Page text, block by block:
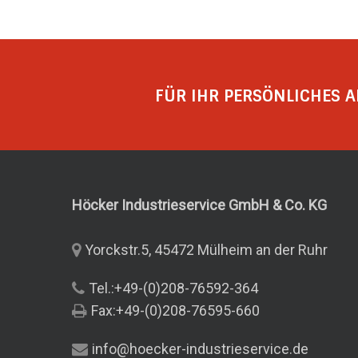
FÜR IHR PERSÖNLICHES
Höcker Industrieservice GmbH & Co. KG
Yorckstr.5, 45472 Mülheim an der Ruhr
Tel.:+49-(0)208-76592-364
Fax:+49-(0)208-76595-660
info@hoecker-industrieservice.de